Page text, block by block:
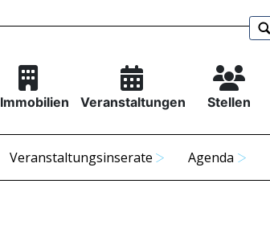
Immobilien Veranstaltungen Stellen
Veranstaltungsinserate Agenda